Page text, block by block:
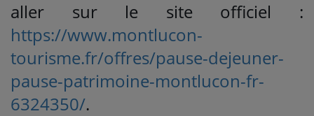
aller sur le site officiel :
https://www.montlucon-
tourisme.fr/offres/pause-dejeuner-
pause-patrimoine-montlucon-fr-
6324350/.